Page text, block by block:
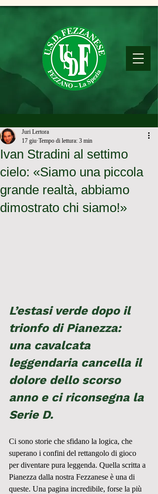
Ivan Stradini al settimo
cielo: «Siamo una piccola
grande realtà, abbiamo
dimostrato chi siamo!»
Juri Lertora
17 giu Tempo di lettura: 3 min
L’estasi verde dopo il
trionfo di Pianezza:
una cavalcata
leggendaria cancella il
dolore dello scorso
anno e ci riconsegna la
Serie D.
Ci sono storie che sfidano la logica, che
superano i confini del rettangolo di gioco
per diventare pura leggenda. Quella scritta a
Pianezza dalla nostra Fezzanese è una di
queste. Una pagina incredibile, forse la più